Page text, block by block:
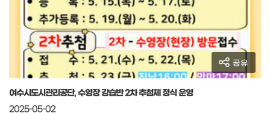
공유
여수시도시관리공단, 수영장 강습반 2차 추첨제 정식 운영
2025-05-02